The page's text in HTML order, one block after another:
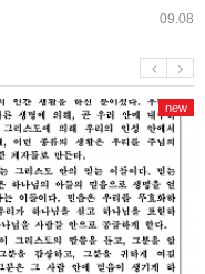
09.08
new